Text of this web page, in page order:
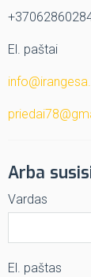
El. paštai
Arba
Vardas
El. paštas